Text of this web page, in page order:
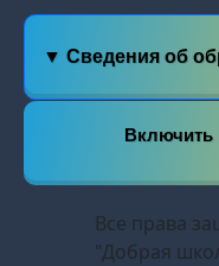
▼ Сведения об
Включить
Все права
"Добрая